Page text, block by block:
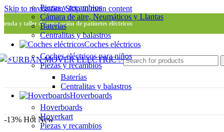
Skip to navigationSkip to main content
y taller de reparación de patinetes eléctricos
Piezas y recambios
Cámara de aire, Neumáticos y Llantas
Baterías
Centralitas y balastros
Coches eléctricos
Coches eléctricos para niños
Piezas y recambios
Baterías
Centralitas y balastros
Hoverboards
Hoverboards
Hoverkart
Piezas y recambios
-13% Hot New